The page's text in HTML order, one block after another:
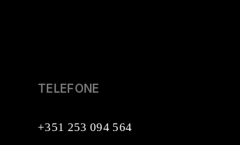
TELEFONE
+351 253 094 564